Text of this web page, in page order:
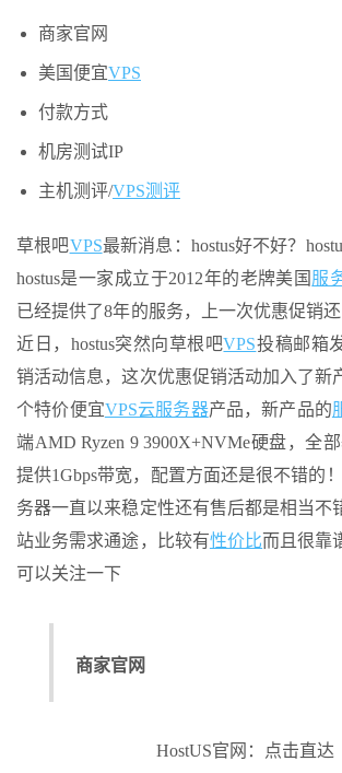
商家官网
美国便宜VPS
付款方式
机房测试IP
主机测评/VPS测评
草根吧VPS最新消息：hostus好不好？
hostus是一家成立于2012年的老牌美国 服
已经提供了8年的服务，上一次优惠促销还
近日，hostus突然向草根吧VPS投稿邮箱
销活动信息，这次优惠促销活动加入了新
个特价便宜VPS云服务器产品，新产品的
端AMD Ryzen 9 3900X+NVMe硬盘，全
提供1Gbps带宽，配置方面还是很不错的！
务器一直以来稳定性还有售后都是相当不
站业务需求通途，比较有性价比而且很靠
可以关注一下
商家官网
HostUS官网：点击直达